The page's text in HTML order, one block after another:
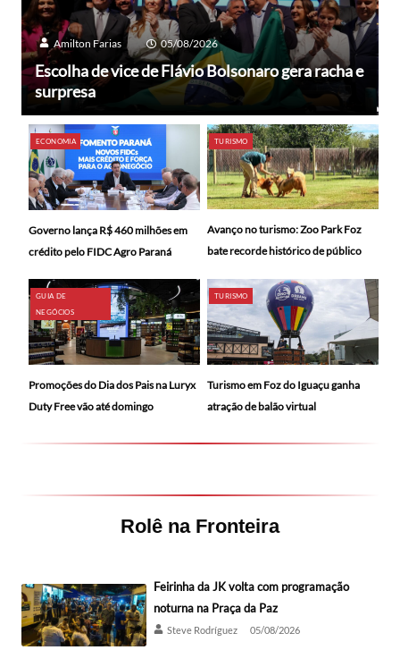
Amilton Farias 05/08/2026
Escolha de vice de Flávio Bolsonaro gera racha e
surpresa
ECONOMIA
Governo lança R$ 460 milhões em
crédito pelo FIDC Agro Paraná
TURISMO
Avanço no turismo: Zoo Park Foz
bate recorde histórico de público
GUIA DE
NEGÓCIOS
Promoções do Dia dos Pais na Luryx
Duty Free vão até domingo
TURISMO
Turismo em Foz do Iguaçu ganha
atração de balão virtual
Rolê na Fronteira
Feirinha da JK volta com programação
noturna na Praça da Paz
Steve Rodríguez 05/08/2026